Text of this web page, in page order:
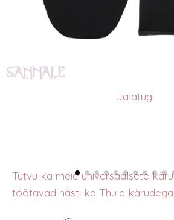
Jalatugi
Tutvu ka meie universaalsete
töötavad hästi ka Thule kärudega.